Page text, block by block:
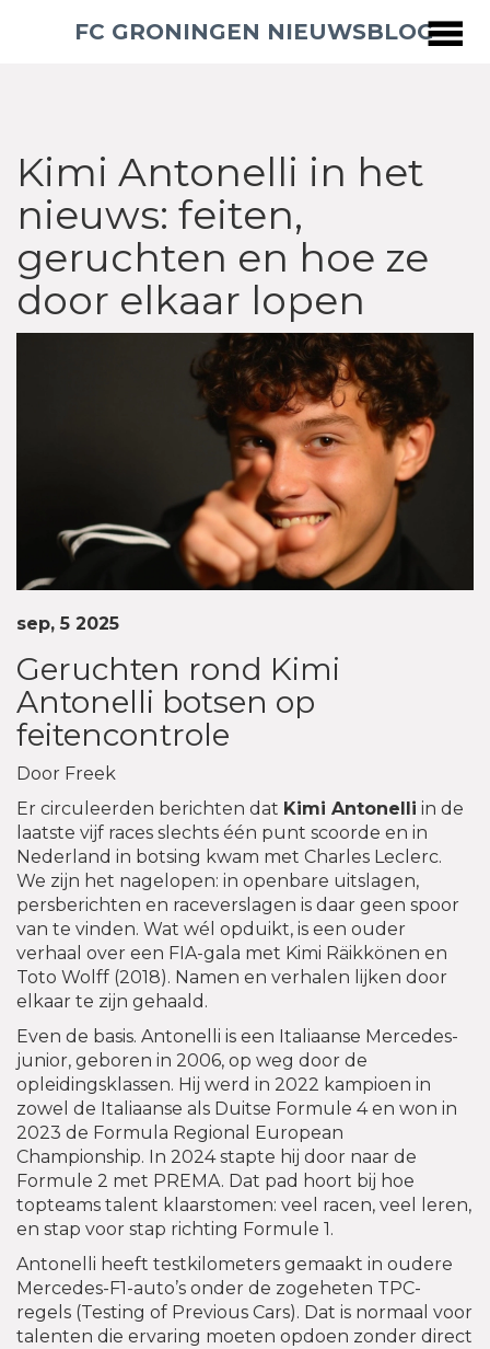
FC GRONINGEN NIEUWSBLOG
Kimi Antonelli in het
nieuws: feiten,
geruchten en hoe ze
door elkaar lopen
sep, 5 2025
Geruchten rond Kimi
Antonelli botsen op
feitencontrole
Door Freek
Er circuleerden berichten dat Kimi Antonelli in de
laatste vijf races slechts één punt scoorde en in
Nederland in botsing kwam met Charles Leclerc.
We zijn het nagelopen: in openbare uitslagen,
persberichten en raceverslagen is daar geen spoor
van te vinden. Wat wél opduikt, is een ouder
verhaal over een FIA-gala met Kimi Räikkönen en
Toto Wolff (2018). Namen en verhalen lijken door
elkaar te zijn gehaald.
Even de basis. Antonelli is een Italiaanse Mercedes-
junior, geboren in 2006, op weg door de
opleidingsklassen. Hij werd in 2022 kampioen in
zowel de Italiaanse als Duitse Formule 4 en won in
2023 de Formula Regional European
Championship. In 2024 stapte hij door naar de
Formule 2 met PREMA. Dat pad hoort bij hoe
topteams talent klaarstomen: veel racen, veel leren,
en stap voor stap richting Formule 1.
Antonelli heeft testkilometers gemaakt in oudere
Mercedes-F1-auto’s onder de zogeheten TPC-
regels (Testing of Previous Cars). Dat is normaal voor
talenten die ervaring moeten opdoen zonder direct